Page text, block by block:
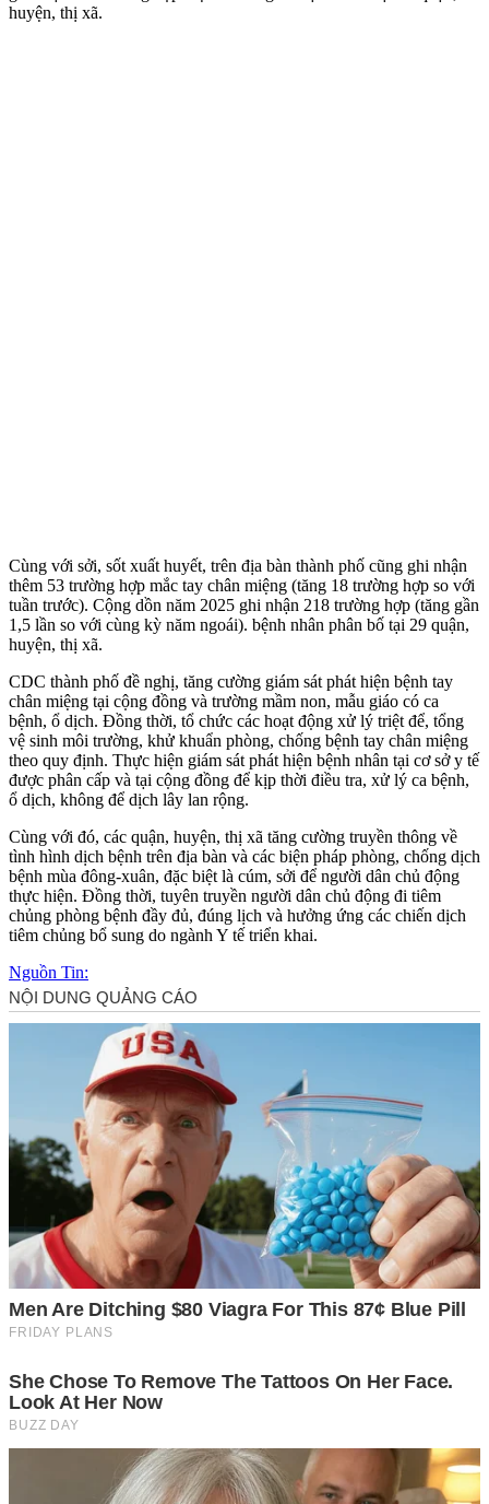
huyện, thị xã.
Cùng với sởi, sốt xuất huyết, trên địa bàn thành phố cũng ghi nhận
thêm 53 trường hợp mắc tay chân miệng (tăng 18 trường hợp so với
tuần trước). Cộng dồn năm 2025 ghi nhận 218 trường hợp (tăng gần
1,5 lần so với cùng kỳ năm ngoái). bệnh nhân phân bố tại 29 quận,
huyện, thị xã.
CDC thành phố đề nghị, tăng cường giám sát phát hiện bệnh tay
chân miệng tại cộng đồng và trường mầm non, mẫu giáo có ca
bệnh, ổ dịch. Đồng thời, tổ chức các hoạt động xử lý triệt để, tổng
vệ sinh môi trường, khử khuẩn phòng, chống bệnh tay chân miệng
theo quy định. Thực hiện giám sát phát hiện bệnh nhân tại cơ sở y tế
được phân cấp và tại cộng đồng để kịp thời điều tra, xử lý ca bệnh,
ổ dịch, không để dịch lây lan rộng.
Cùng với đó, các quận, huyện, thị xã tăng cường truyền thông về
tình hình dịch bệnh trên địa bàn và các biện pháp phòng, chống dịch
bệnh mùa đông-xuân, đặc biệt là cúm, sởi để người dân chủ động
thực hiện. Đồng thời, tuyên truyền người dân chủ động đi tiêm
chủng phòng bệnh đầy đủ, đúng lịch và hưởng ứng các chiến dịch
tiêm chủng bổ sung do ngành Y tế triển khai.
Nguồn Tin: